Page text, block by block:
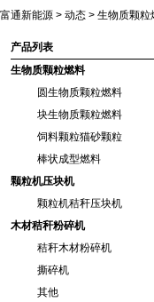
富通新能源 > 动态 > 生物质颗粒
产品列表
生物质颗粒燃料
圆生物质颗粒燃料
块生物质颗粒燃料
饲料颗粒猫砂颗粒
棒状成型燃料
颗粒机压块机
颗粒机秸秆压块机
木材秸秆粉碎机
秸秆木材粉碎机
撕碎机
其他